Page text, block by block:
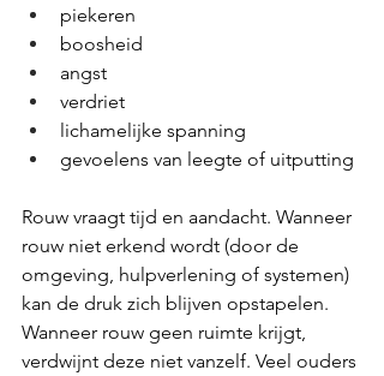
piekeren
boosheid
angst
verdriet
lichamelijke spanning
gevoelens van leegte of uitputting
Rouw vraagt tijd en aandacht. Wanneer
rouw niet erkend wordt (door de
omgeving, hulpverlening of systemen)
kan de druk zich blijven opstapelen.
Wanneer rouw geen ruimte krijgt,
verdwijnt deze niet vanzelf. Veel ouders